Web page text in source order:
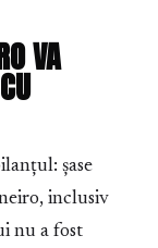
VA
șase
inclusiv
nu a fost